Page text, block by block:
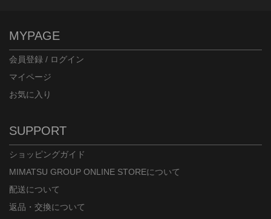
MYPAGE
会員登録 / ログイン
マイページ
お気に入り
SUPPORT
ショッピングガイド
MIMATSU GROUP ONLINE STOREについて
配送について
返品・交換について